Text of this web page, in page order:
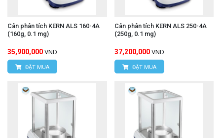
Cân phân tích KERN ALS 160-4A
(160g, 0.1 mg)
35,900,000 VND
ĐẶT MUA
Cân phân tích KERN ALS 250-4A
(250g, 0.1 mg)
37,200,000 VND
ĐẶT MUA